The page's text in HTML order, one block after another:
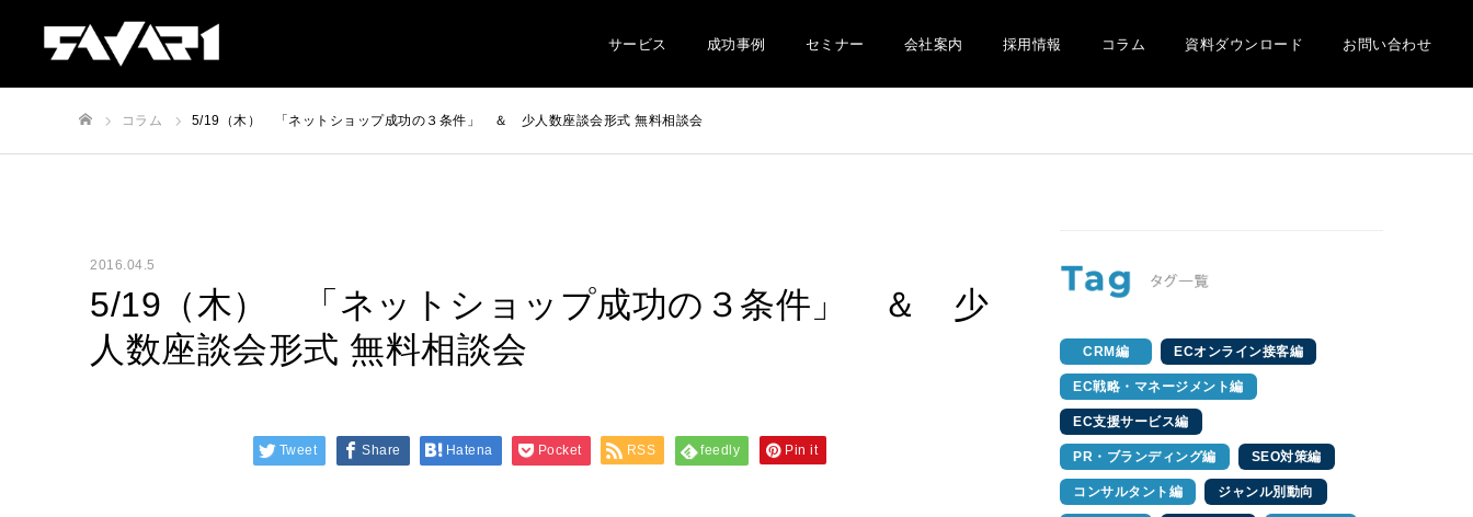
サービス 成功事例 セミナー 会社案内 採用情報 コラム 資料ダウンロード お問い合わせ
コラム 5/19（木） 「ネットショップ成功の３条件」 ＆ 少人数座談会形式 無料相談会
2016.04.5
5/19（木） 「ネットショップ成功の３条件」 ＆ 少
人数座談会形式 無料相談会
Tweet Share Hatena Pocket RSS feedly Pin it
CRM編 ECオンライン接客編
EC戦略・マネージメント編
EC支援サービス編
PR・ブランディング編 SEO対策編
コンサルタント編 ジャンル別動向